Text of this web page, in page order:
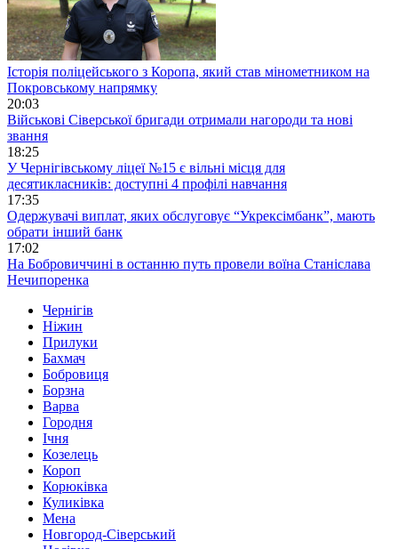
Історія поліцейського з Коропа, який став мінометником на
Покровському напрямку
20:03
Військові Сіверської бригади отримали нагороди та нові
звання
18:25
У Чернігівському ліцеї №15 є вільні місця для
десятикласників: доступні 4 профілі навчання
17:35
Одержувачі виплат, яких обслуговує “Укрексімбанк”, мають
обрати інший банк
17:02
На Бобровиччині в останню путь провели воїна Станіслава
Нечипоренка
Чернігів
Ніжин
Прилуки
Бахмач
Бобровиця
Борзна
Варва
Городня
Ічня
Козелець
Короп
Корюківка
Куликівка
Мена
Новгород-Сіверський